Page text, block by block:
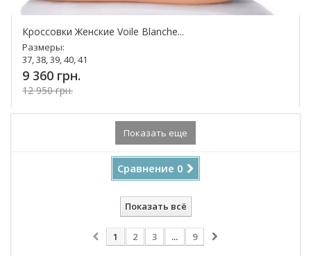
Кроссовки Женские Voile Blanche...
Размеры:
37, 38, 39, 40, 41
9 360 грн.
12 950 грн.
Купить!
Сравнение 0
Показать всё
Показать еще
1 2 3 ... 9